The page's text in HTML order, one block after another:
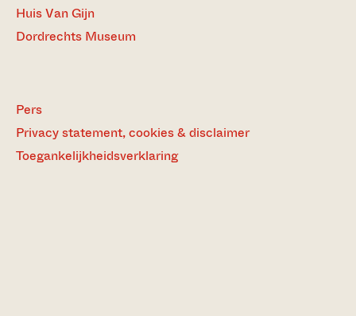
Huis Van Gijn
Dordrechts Museum
Pers
Privacy statement, cookies & disclaimer
Toegankelijkheidsverklaring